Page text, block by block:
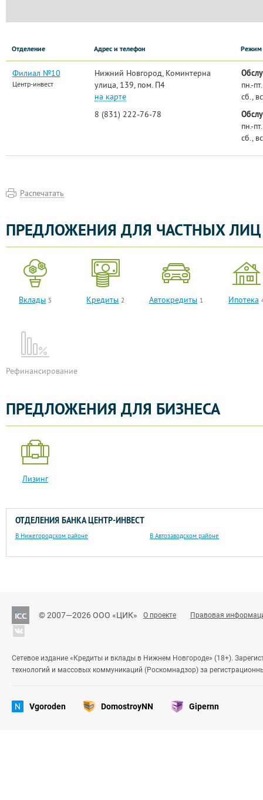
Отделение Адрес и телефон Режим
Филиал №10
Центр-инвест
Нижний Новгород, Коминтерна
улица, 139, пом. П4
на карте
8 (831) 222-76-78
пн.-
сб.,
пн.-
сб.,
Распечатать
ПРЕДЛОЖЕНИЯ ДЛЯ ЧАСТНЫХ ЛИЦ
Вклады 5 Кредиты 2 Автокредиты 1 Ипотека
Рефинансирование
ПРЕДЛОЖЕНИЯ ДЛЯ БИЗНЕСА
Лизинг
ОТДЕЛЕНИЯ БАНКА ЦЕНТР-ИНВЕСТ
В Нижегородском районе В Автозаводском районе
© 2007—2026 ООО «ЦИК» О проекте Правовая
Сетевое издание «Кредиты и вклады в Нижнем Новгороде» (18+).
технологий и массовых коммуникаций (Роскомнадзор) за
Vgoroden DomostroyNN Gipernn